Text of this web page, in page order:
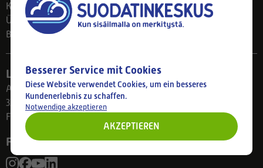
Kontakt
Über uns
Blog
Ladengeschäft
Ahlmanintie 61
33800 Tampere
Finnland
Folgen Sie uns
Besserer Service mit Cookies
Diese Website verwendet Cookies, um ein besseres
Kundenerlebnis zu schaffen.
Notwendige akzeptieren
AKZEPTIEREN